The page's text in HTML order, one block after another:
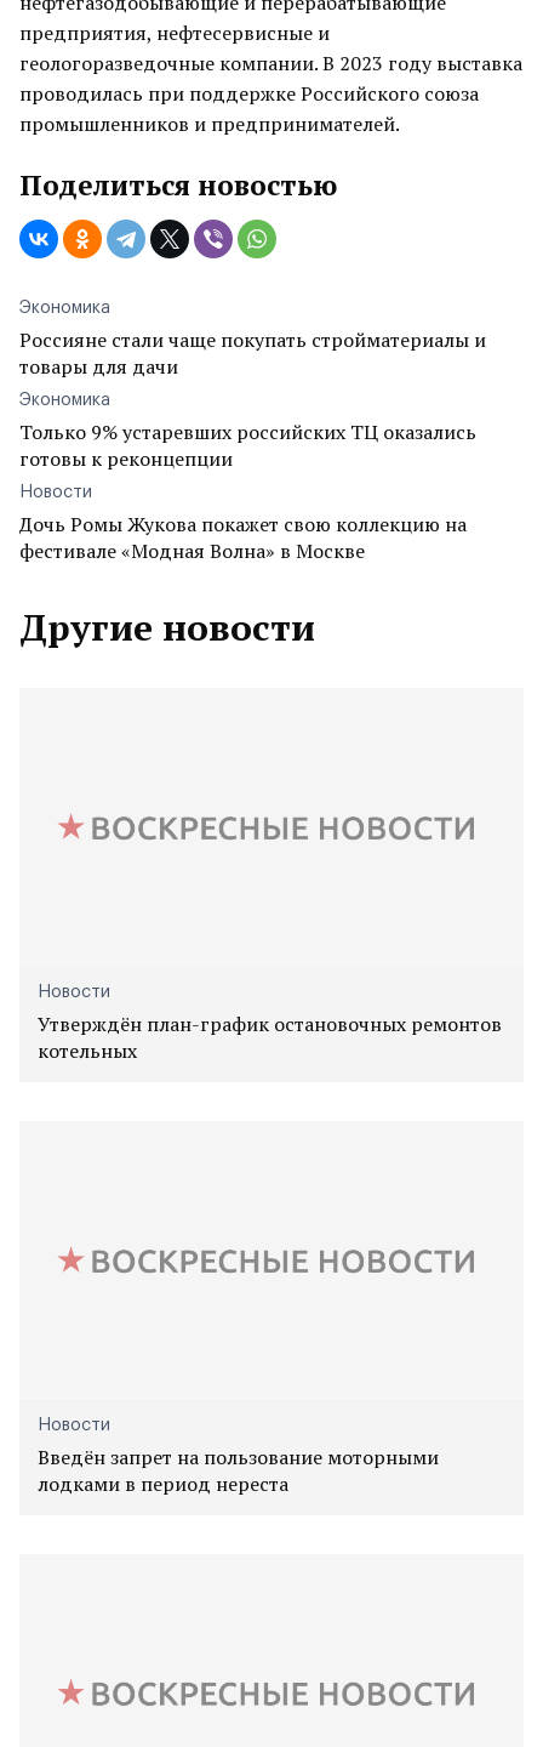
предприятия, нефтесервисные и
геологоразведочные компании. В 2023 году выставка
проводилась при поддержке Российского союза
промышленников и предпринимателей.
Поделиться новостью
Экономика
Россияне стали чаще покупать стройматериалы и
товары для дачи
Экономика
Только 9% устаревших российских ТЦ оказались
готовы к реконцепции
Новости
Дочь Ромы Жукова покажет свою коллекцию на
фестивале «Модная Волна» в Москве
Другие новости
Новости
Утверждён план-график остановочных ремонтов
котельных
Новости
Введён запрет на пользование моторными
лодками в период нереста